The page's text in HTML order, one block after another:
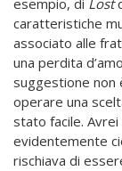
esempio, di Lost
caratteristiche
associato alle
una perdita
suggestione non
operare una
stato facile.
evidentemente
rischiava di